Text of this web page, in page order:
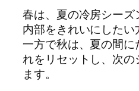
春は、夏の冷房シー
内部をきれいにしたい
一方で秋は、夏の間
れをリセットし、次
ます。